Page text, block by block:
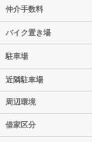
仲介手数料
バイク置き場
駐車場
近隣駐車場
周辺環境
借家区分